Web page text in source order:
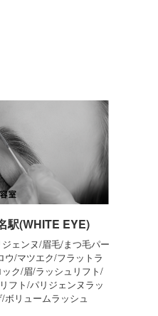
駅(WHITE EYE)
ェンヌ/眉毛/まつ毛パー
ウ/マツエク/フラットラ
ク/眉/ラッシュリフト/
フト/パリジェンヌラッ
ボリュームラッシュ